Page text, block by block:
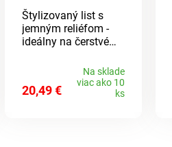
do príjemnej nálady.
Vypínač je
umiestnený na
1,2 m. Svietidlo je
osadené päticou E14
pre zdroj o
Štylizovaný list s
jemným reliéfom -
ideálny na čerstvé
kytice. Táto váza je
taktiež samostatným
elegantným
20,49 €
Na sklade
viac ako 10
ks